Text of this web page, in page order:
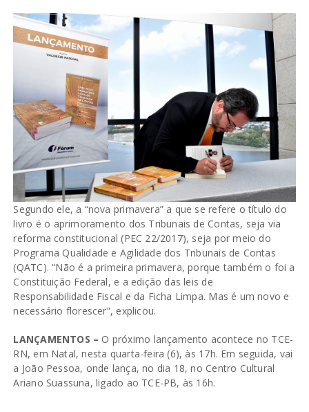
Segundo ele, a “nova primavera” a que se refere o título do
livro é o aprimoramento dos Tribunais de Contas, seja via
reforma constitucional (PEC 22/2017), seja por meio do
Programa Qualidade e Agilidade dos Tribunais de Contas
(QATC). “Não é a primeira primavera, porque também o foi a
Constituição Federal, e a edição das leis de
Responsabilidade Fiscal e da Ficha Limpa. Mas é um novo e
necessário florescer”, explicou.
LANÇAMENTOS – O próximo lançamento acontece no TCE-
RN, em Natal, nesta quarta-feira (6), às 17h. Em seguida, vai
a João Pessoa, onde lança, no dia 18, no Centro Cultural
Ariano Suassuna, ligado ao TCE-PB, às 16h.